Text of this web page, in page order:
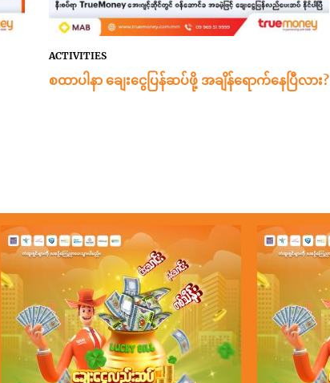
ACTIVITIES
စထာပါနာ ချေးငွေပြန်ဆပ်ဖို့ အချိန်ရောက်နေပြီလား?